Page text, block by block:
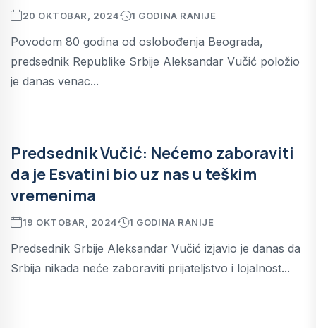
20 OKTOBAR, 2024 1 GODINA RANIJE
Povodom 80 godina od oslobođenja Beograda,
predsednik Republike Srbije Aleksandar Vučić položio
je danas venac...
Predsednik Vučić: Nećemo zaboraviti
da je Esvatini bio uz nas u teškim
vremenima
19 OKTOBAR, 2024 1 GODINA RANIJE
Predsednik Srbije Aleksandar Vučić izjavio je danas da
Srbija nikada neće zaboraviti prijateljstvo i lojalnost...